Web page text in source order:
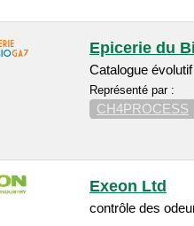
Epicerie du
Catalogue
Représenté par :
CH4PROCESS
Exeon Ltd
contrôle des